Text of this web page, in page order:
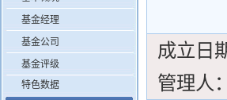
基金经理
基金公司
基金评级
特色数据
成立日
管理人：